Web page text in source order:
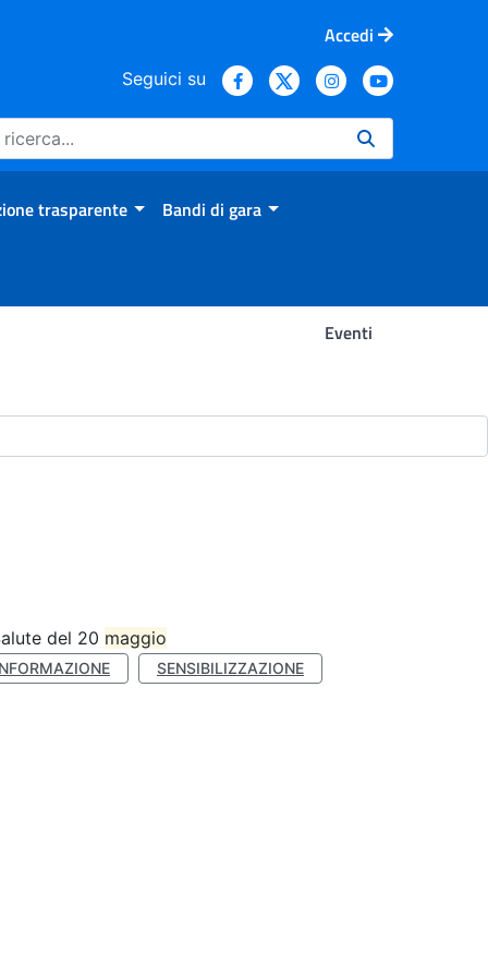
Accedi
Seguici su
trasparente Bandi di gara
Eventi
del 20 maggio
SENSIBILIZZAZIONE